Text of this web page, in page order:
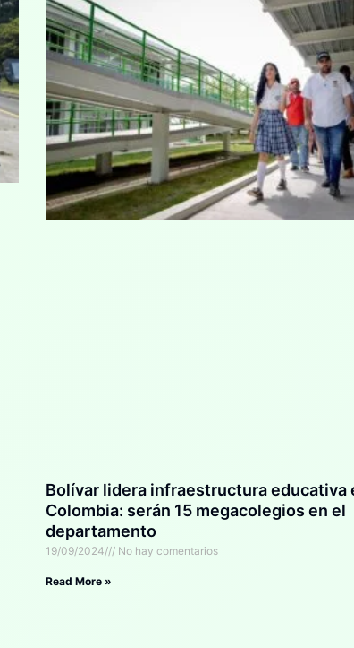
Bolívar lidera infraestructura educativa
Colombia: serán 15 megacolegios en el
departamento
19/09/2024 No hay comentarios
Read More »